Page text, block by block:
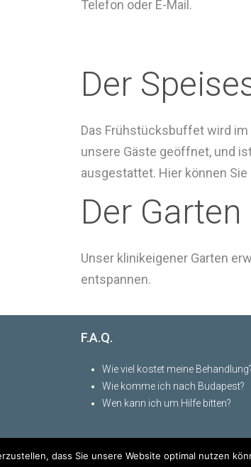
Telefon oder E-Mail.
Der
Das Frühstücksbuffet wird im
unsere Gäste geöffnet, und
ausgestattet. Hier können
Der Garten
Unser klinikeigener Garten
entspannen.
F.A.Q.
Wie viel kostet meine
Wie komme ich nach Budapest?
Wen kann ich um Hilfe bitten?
dass Sie unsere Website optimal nutzen